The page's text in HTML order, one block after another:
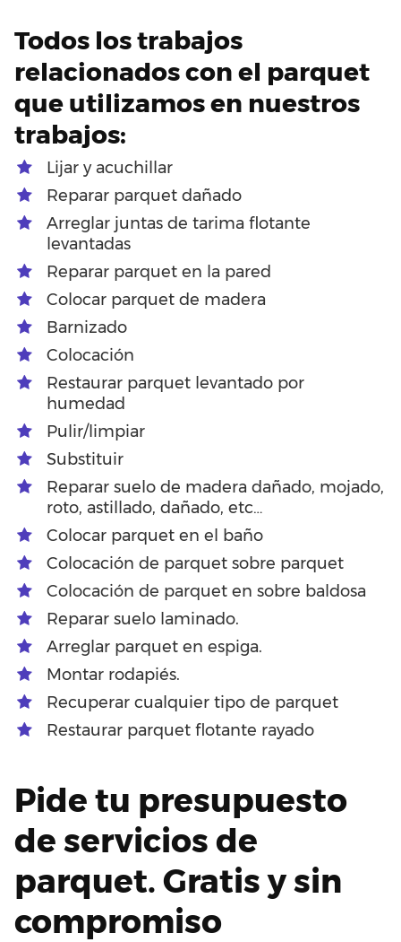
Todos los trabajos
relacionados con el parquet
que utilizamos en nuestros
trabajos:
Lijar y acuchillar
Reparar parquet dañado
Arreglar juntas de tarima flotante
levantadas
Reparar parquet en la pared
Colocar parquet de madera
Barnizado
Colocación
Restaurar parquet levantado por
humedad
Pulir/limpiar
Substituir
Reparar suelo de madera dañado, mojado,
roto, astillado, dañado, etc…
Colocar parquet en el baño
Colocación de parquet sobre parquet
Colocación de parquet en sobre baldosa
Reparar suelo laminado.
Arreglar parquet en espiga.
Montar rodapiés.
Recuperar cualquier tipo de parquet
Restaurar parquet flotante rayado
Pide tu presupuesto
de servicios de
parquet. Gratis y sin
compromiso